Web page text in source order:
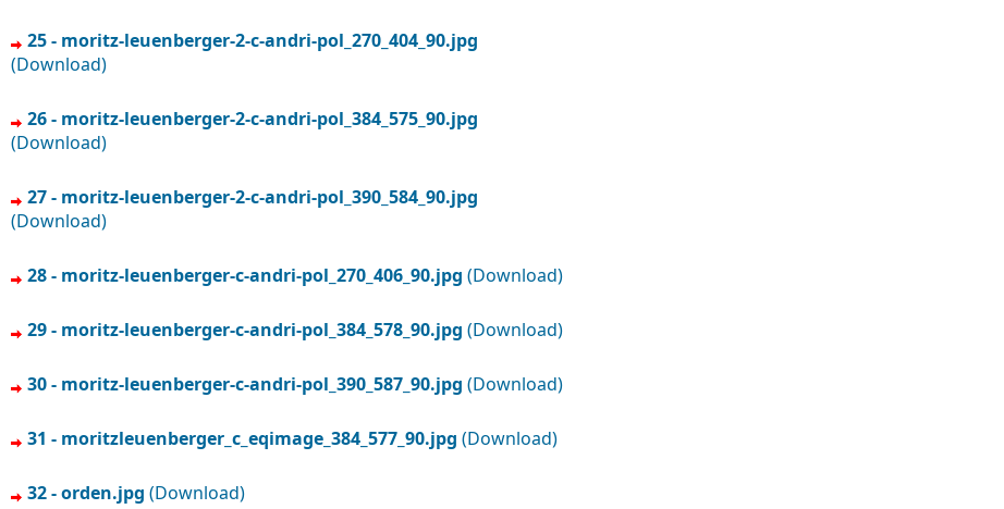
25 - moritz-leuenberger-2-c-andri-pol_270_404_90.jpg
(Download)
26 - moritz-leuenberger-2-c-andri-pol_384_575_90.jpg
(Download)
27 - moritz-leuenberger-2-c-andri-pol_390_584_90.jpg
(Download)
28 - moritz-leuenberger-c-andri-pol_270_406_90.jpg (Download)
29 - moritz-leuenberger-c-andri-pol_384_578_90.jpg (Download)
30 - moritz-leuenberger-c-andri-pol_390_587_90.jpg (Download)
31 - moritzleuenberger_c_eqimage_384_577_90.jpg (Download)
32 - orden.jpg (Download)